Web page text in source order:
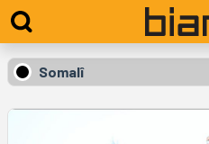
Somalî